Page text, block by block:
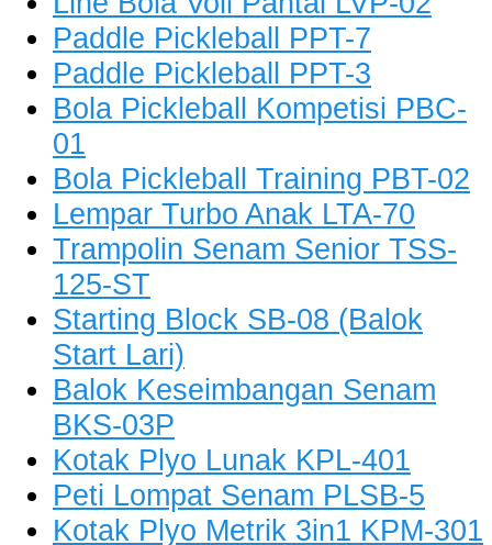
Paddle Pickleball PPT-7
Paddle Pickleball PPT-3
Bola Pickleball Kompetisi PBC-
01
Bola Pickleball Training PBT-02
Lempar Turbo Anak LTA-70
Trampolin Senam Senior TSS-
125-ST
Starting Block SB-08 (Balok
Start Lari)
Balok Keseimbangan Senam
BKS-03P
Kotak Plyo Lunak KPL-401
Peti Lompat Senam PLSB-5
Kotak Plyo Metrik 3in1 KPM-301